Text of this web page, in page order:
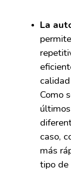
La
Como
caso,
más
tipo de